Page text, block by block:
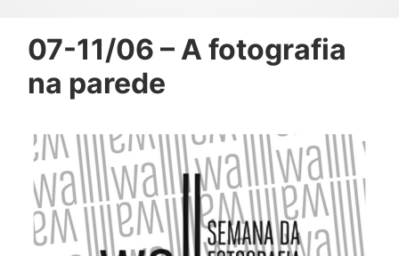
07-11/06 – A fotografia
na parede